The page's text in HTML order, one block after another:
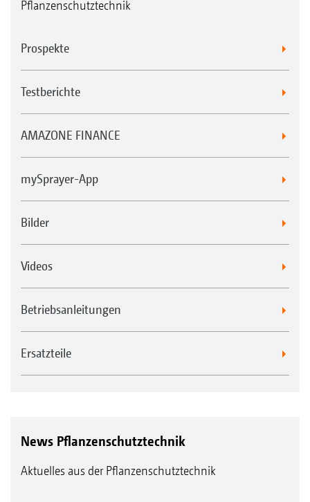
Pflanzenschutztechnik
Prospekte
Testberichte
AMAZONE FINANCE
mySprayer-App
Bilder
Videos
Betriebsanleitungen
Ersatzteile
News Pflanzenschutztechnik
Aktuelles aus der Pflanzenschutztechnik